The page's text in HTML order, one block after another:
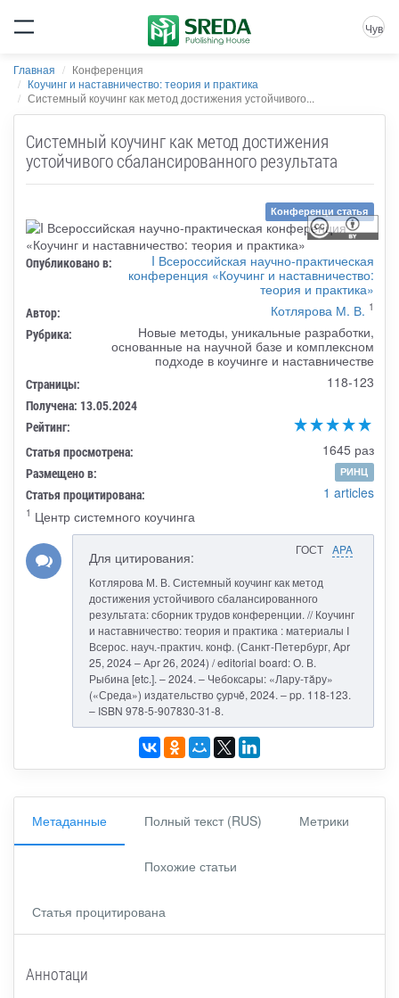
Чув
Главная
Конференция
Коучинг и наставничество: теория и практика
Системный коучинг как метод достижения устойчивого...
Системный коучинг как метод достижения
устойчивого сбалансированного результата
Конференци статья
Опубликовано в:
I Всероссийская научно-практическая
конференция «Коучинг и наставничество:
теория и практика»
Автор: Котлярова М. В. 1
Рубрика:
Новые методы, уникальные разработки,
основанные на научной базе и комплексном
подходе в коучинге и наставничестве
Страницы: 118-123
Получена: 13.05.2024
Рейтинг:
Статья просмотрена:
1645 раз
Размещено в: РИНЦ
Статья процитирована: 1 articles
1 Центр системного коучинга
ГОСТ APA
Для цитирования:
Котлярова М. В. Системный коучинг как метод
достижения устойчивого сбалансированного
результата: сборник трудов конференции. // Коучинг
и наставничество: теория и практика : материалы I
Всерос. науч.-практич. конф. (Санкт-Петербург, Apr
25, 2024 – Apr 26, 2024) / editorial board: О. В.
Рыбина [etc.]. – 2024. – Чебоксары: «Лару-тăру»
(«Среда») издательство çурчě, 2024. – pp. 118-123.
– ISBN 978-5-907830-31-8.
Метаданные Полный текст (RUS) Метрики
Похожие статьи
Статья процитирована
Аннотаци